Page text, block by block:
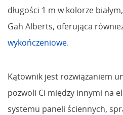
długości 1 m w kolorze
Gah Alberts, oferująca
wykończeniowe.
Kątownik jest rozwiązaniem
pozwoli Ci między innymi na
systemu paneli ściennych,